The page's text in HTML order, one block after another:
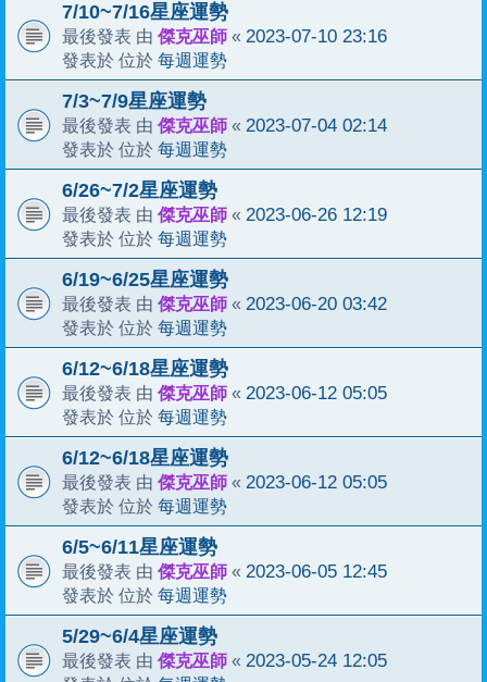
7/10~7/16星座運勢
最後發表 由 傑克巫師 « 2023-07-10 23:16
發表於 位於 每週運勢
7/3~7/9星座運勢
最後發表 由 傑克巫師 « 2023-07-04 02:14
發表於 位於 每週運勢
6/26~7/2星座運勢
最後發表 由 傑克巫師 « 2023-06-26 12:19
發表於 位於 每週運勢
6/19~6/25星座運勢
最後發表 由 傑克巫師 « 2023-06-20 03:42
發表於 位於 每週運勢
6/12~6/18星座運勢
最後發表 由 傑克巫師 « 2023-06-12 05:05
發表於 位於 每週運勢
6/12~6/18星座運勢
最後發表 由 傑克巫師 « 2023-06-12 05:05
發表於 位於 每週運勢
6/5~6/11星座運勢
最後發表 由 傑克巫師 « 2023-06-05 12:45
發表於 位於 每週運勢
5/29~6/4星座運勢
最後發表 由 傑克巫師 « 2023-05-24 12:05